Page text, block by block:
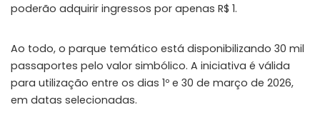
poderão adquirir ingressos por apenas R$ 1.
Ao todo, o parque temático está disponibilizando 30 mil
passaportes pelo valor simbólico. A iniciativa é válida
para utilização entre os dias 1º e 30 de março de 2026,
em datas selecionadas.